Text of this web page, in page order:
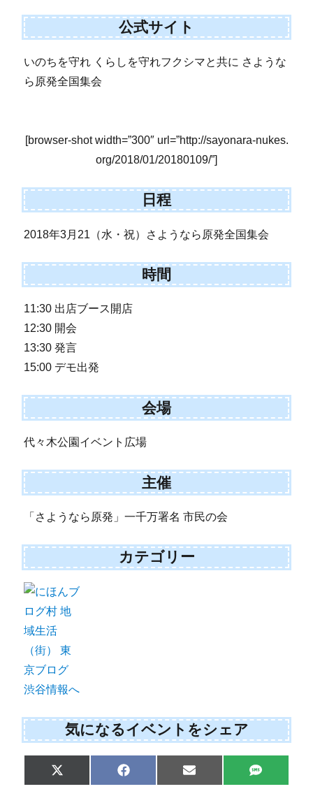
公式サイト
いのちを守れ くらしを守れフクシマと共に さような
ら原発全国集会
[browser-shot width=”300″ url=”http://sayonara-nukes.
org/2018/01/20180109/”]
日程
2018年3月21（水・祝）さようなら原発全国集会
時間
11:30 出店ブース開店
12:30 開会
13:30 発言
15:00 デモ出発
会場
代々木公園イベント広場
主催
「さようなら原発」一千万署名 市民の会
カテゴリー
気になるイベントをシェア
Share
on
X
(
Share
on
F
a
Share
on
E
m
Share
on
S
M